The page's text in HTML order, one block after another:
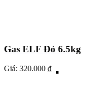
Gas ELF Đỏ 6.5kg
Giá: 320.000 ₫